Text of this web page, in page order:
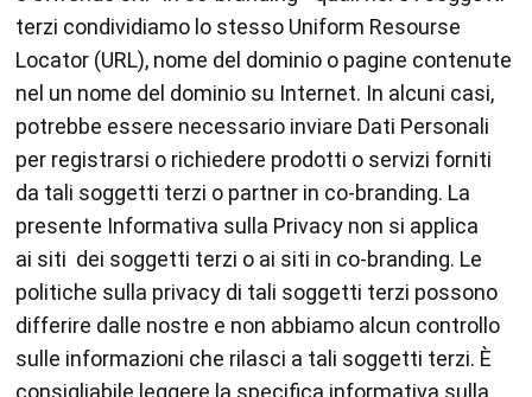
terzi condividiamo lo stesso Uniform Resourse
Locator (URL), nome del dominio o pagine contenute
nel un nome del dominio su Internet. In alcuni casi,
potrebbe essere necessario inviare Dati Personali
per registrarsi o richiedere prodotti o servizi forniti
da tali soggetti terzi o partner in co-branding. La
presente Informativa sulla Privacy non si applica
ai siti dei soggetti terzi o ai siti in co-branding. Le
politiche sulla privacy di tali soggetti terzi possono
differire dalle nostre e non abbiamo alcun controllo
sulle informazioni che rilasci a tali soggetti terzi. È
consigliabile leggere la specifica informativa sulla